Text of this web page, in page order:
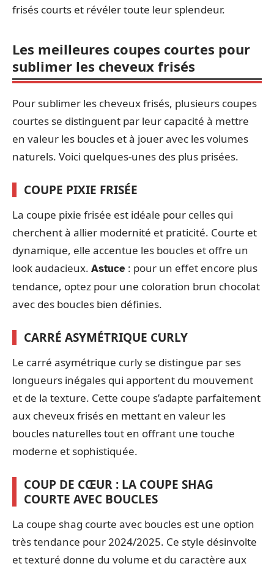
frisés courts et révéler toute leur splendeur.
Les meilleures coupes courtes pour
sublimer les cheveux frisés
Pour sublimer les cheveux frisés, plusieurs coupes
courtes se distinguent par leur capacité à mettre
en valeur les boucles et à jouer avec les volumes
naturels. Voici quelques-unes des plus prisées.
COUPE PIXIE FRISÉE
La coupe pixie frisée est idéale pour celles qui
cherchent à allier modernité et praticité. Courte et
dynamique, elle accentue les boucles et offre un
look audacieux. Astuce : pour un effet encore plus
tendance, optez pour une coloration brun chocolat
avec des boucles bien définies.
CARRÉ ASYMÉTRIQUE CURLY
Le carré asymétrique curly se distingue par ses
longueurs inégales qui apportent du mouvement
et de la texture. Cette coupe s’adapte parfaitement
aux cheveux frisés en mettant en valeur les
boucles naturelles tout en offrant une touche
moderne et sophistiquée.
COUP DE CŒUR : LA COUPE SHAG
COURTE AVEC BOUCLES
La coupe shag courte avec boucles est une option
très tendance pour 2024/2025. Ce style désinvolte
et texturé donne du volume et du caractère aux